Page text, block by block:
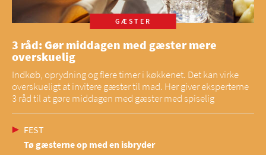
GÆSTER
3 råd: Gør middagen med gæster mere
overskuelig
Indkøb, oprydning og flere timer i køkkenet. Det kan virke
overskueligt at invitere gæster til mad. Her giver eksperterne
3 råd til at gøre middagen med gæster med spiselig
FEST
Tø gæsterne op med en isbryder